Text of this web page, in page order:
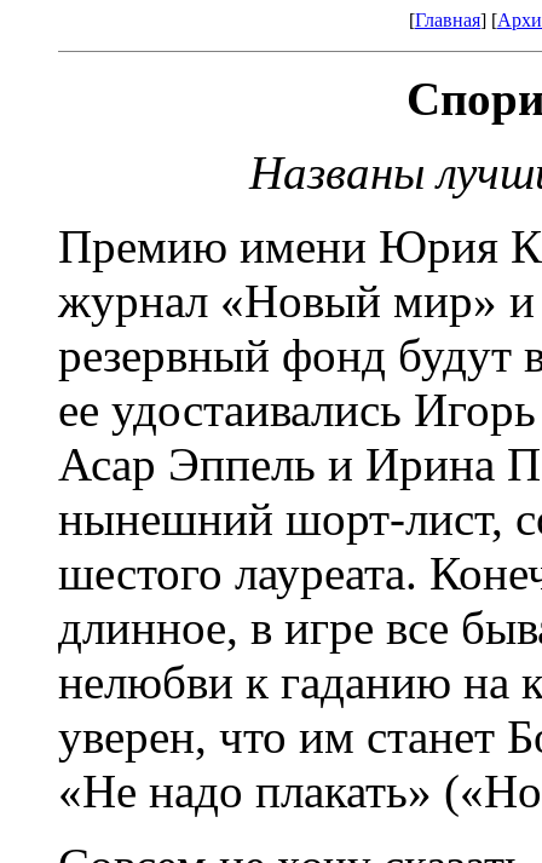
[Главная] [
Названы
Премию имени Юрия
журнал «Новый мир» и
резервный фонд будут
ее удостаивались
Асар Эппель и Ирина
нынешний шорт-лист,
шестого лауреата.
длинное, в игре все
нелюбви к гаданию на
уверен, что им станет
«Не надо плакать»